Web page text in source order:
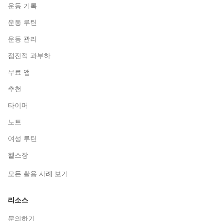
운동 기록
운동 루틴
운동 관리
점진적 과부하
무료 앱
추천
타이머
노트
여성 루틴
헬스장
모든 활용 사례 보기
리소스
문의하기